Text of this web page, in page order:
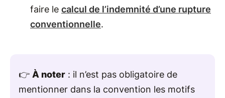
faire le calcul de l’indemnité d’une rupture
conventionnelle.
👉 À noter : il n’est pas obligatoire de
mentionner dans la convention les motifs